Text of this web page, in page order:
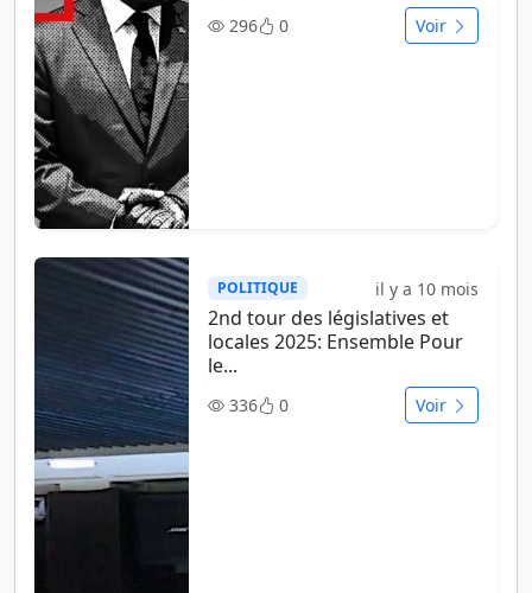
296 0 Voir
POLITIQUE il y a 10 mois
2nd tour des législatives et
locales 2025: Ensemble Pour
le...
336 0 Voir